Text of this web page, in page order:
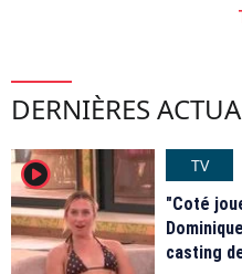
DERNIÈRES
player2
TV
"Coté
casting